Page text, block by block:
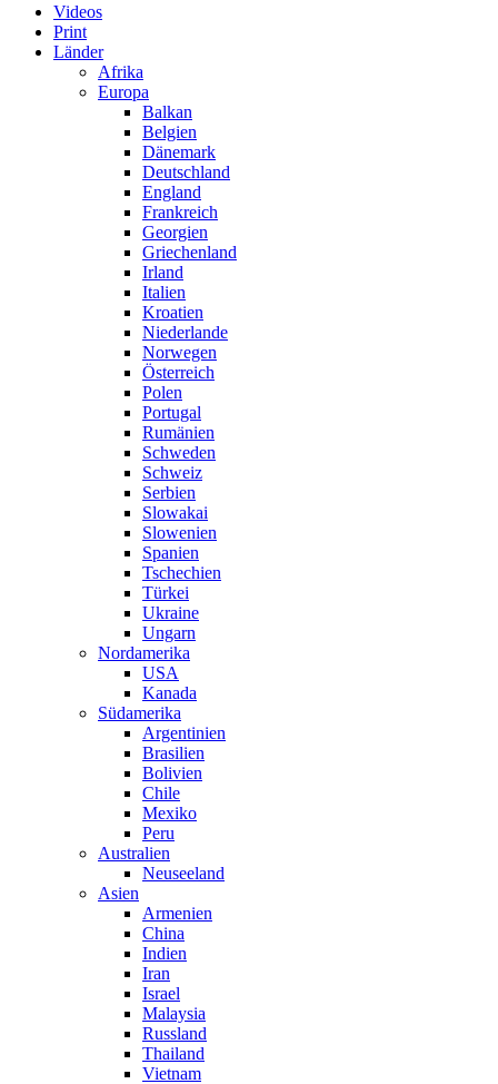
Videos
Print
Länder
Afrika
Europa
Balkan
Belgien
Dänemark
Deutschland
England
Frankreich
Georgien
Griechenland
Irland
Italien
Kroatien
Niederlande
Norwegen
Österreich
Polen
Portugal
Rumänien
Schweden
Schweiz
Serbien
Slowakai
Slowenien
Spanien
Tschechien
Türkei
Ukraine
Ungarn
Nordamerika
USA
Kanada
Südamerika
Argentinien
Brasilien
Bolivien
Chile
Mexiko
Peru
Australien
Neuseeland
Asien
Armenien
China
Indien
Iran
Israel
Malaysia
Russland
Thailand
Vietnam